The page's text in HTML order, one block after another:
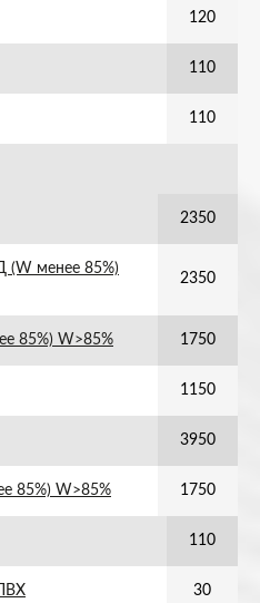
120
110
110
2350
менее 85%)
2350
85%) W>85% 1750
1150
3950
85%) W>85% 1750
110
30